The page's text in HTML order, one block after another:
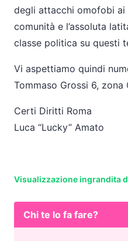
degli attacchi omofobi ai
comunità e l’assoluta
classe politica su questi
Vi aspettiamo quindi
Tommaso Grossi 6, zona
Certi Diritti Roma
Luca “Lucky” Amato
Visualizzazione ingrandita
Chi te lo fa fare?